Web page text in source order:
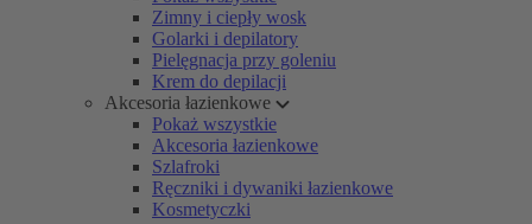
Zimny i ciepły wosk
Golarki i depilatory
Pielęgnacja przy goleniu
Krem do depilacji
Akcesoria łazienkowe
Pokaż wszystkie
Akcesoria łazienkowe
Szlafroki
Ręczniki i dywaniki łazienkowe
Kosmetyczki